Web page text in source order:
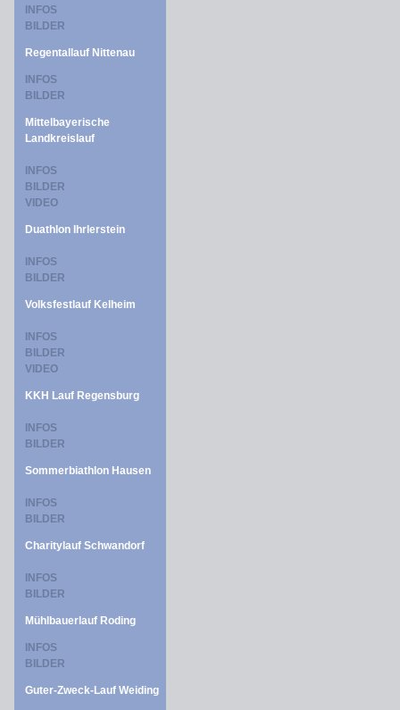
INFOS
BILDER
Regentallauf Nittenau
INFOS
BILDER
Mittelbayerische
Landkreislauf
INFOS
BILDER
VIDEO
Duathlon Ihrlerstein
INFOS
BILDER
Volksfestlauf Kelheim
INFOS
BILDER
VIDEO
KKH Lauf Regensburg
INFOS
BILDER
Sommerbiathlon Hausen
INFOS
BILDER
Charitylauf Schwandorf
INFOS
BILDER
Mühlbauerlauf Roding
INFOS
BILDER
Guter-Zweck-Lauf Weiding